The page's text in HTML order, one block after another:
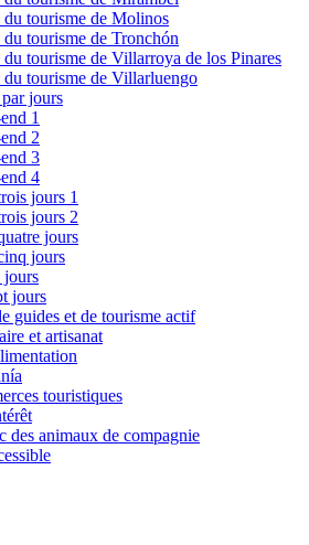
tourisme de Molinos
tourisme de Tronchón
tourisme de Villarroya de los Pinares
tourisme de Villarluengo
jours
1
2
3
4
jours 1
jours 2
jours
jours
jours
jours
guides et de tourisme actif
et artisanat
touristiques
des animaux de compagnie